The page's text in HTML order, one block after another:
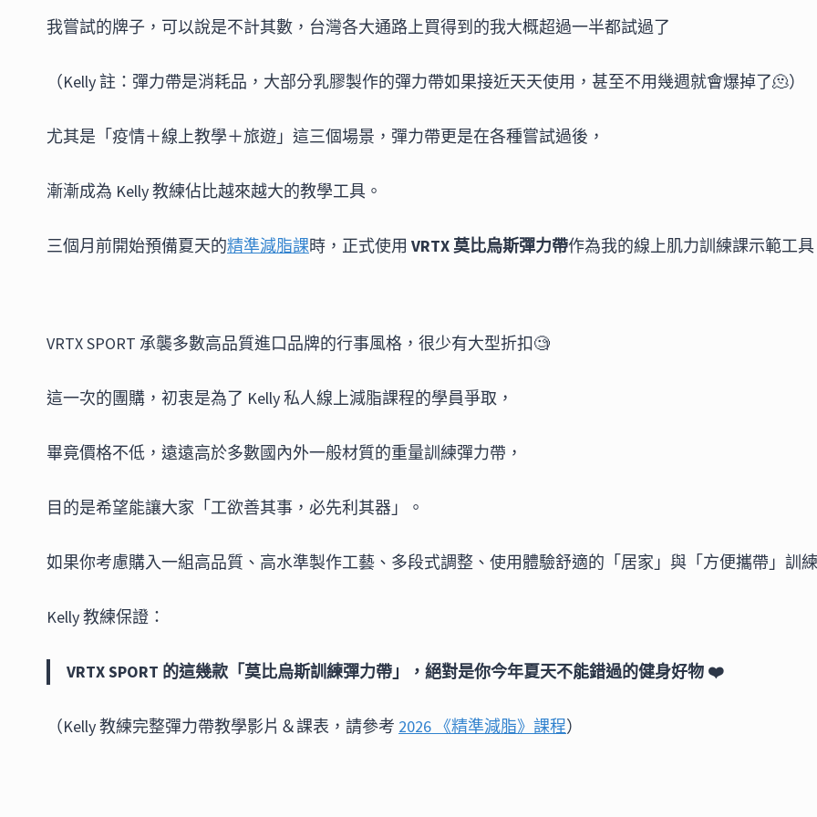
我嘗試的牌子，可以說是不計其數，台灣各大通路上買得到的我大概超過一半都試過了
（Kelly 註：彈力帶是消耗品，大部分乳膠製作的彈力帶如果接近天天使用，甚至不用幾週就會爆掉了🫠）
尤其是「疫情＋線上教學＋旅遊」這三個場景，彈力帶更是在各種嘗試過後，
漸漸成為 Kelly 教練佔比越來越大的教學工具。
三個月前開始預備夏天的精準減脂課時，正式使用 VRTX 莫比烏斯彈力帶作為我的線上肌力訓練課示範工
VRTX SPORT 承襲多數高品質進口品牌的行事風格，很少有大型折扣🧐
這一次的團購，初衷是為了 Kelly 私人線上減脂課程的學員爭取，
畢竟價格不低，遠遠高於多數國內外一般材質的重量訓練彈力帶，
目的是希望能讓大家「工欲善其事，必先利其器」。
如果你考慮購入一組高品質、高水準製作工藝、多段式調整、使用體驗舒適的「居家」與「方便攜帶」訓
Kelly 教練保證：
VRTX SPORT 的這幾款「莫比烏斯訓練彈力帶」，絕對是你今年夏天不能錯過的健身好物 ❤️
（Kelly 教練完整彈力帶教學影片＆課表，請參考 2026 《精準減脂》課程）